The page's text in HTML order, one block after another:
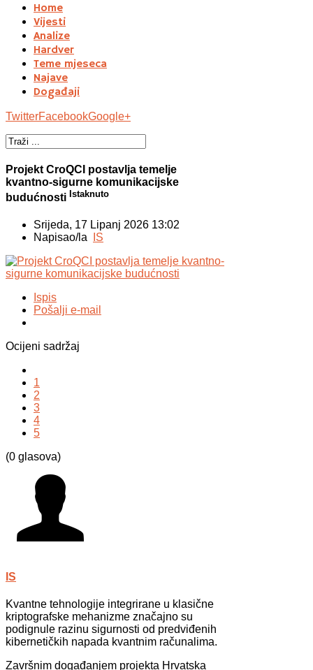
Home
Vijesti
Analize
Hardver
Teme mjeseca
Najave
Događaji
TwitterFacebookGoogle+
Projekt CroQCI postavlja temelje
kvantno-sigurne komunikacijske
budućnosti Istaknuto
Srijeda, 17 Lipanj 2026 13:02
Napisao/la
IS
Ispis
Pošalji e-mail
Ocijeni sadržaj
1
2
3
4
5
(0 glasova)
IS
Kvantne tehnologije integrirane u klasične
kriptografske mehanizme značajno su
podignule razinu sigurnosti od predviđenih
kibernetičkih napada kvantnim računalima.
Završnim događanjem projekta Hrvatska